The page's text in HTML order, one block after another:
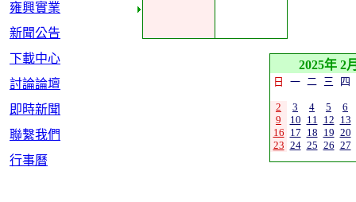
雍興實業
新聞公告
下載中心
討論論壇
即時新聞
聯繫我們
行事曆
2025年 2
日 一 二 三 四
2 3 4 5
6
9
10 11 12 13
16 17 18 19 20
23 24 25 26 27